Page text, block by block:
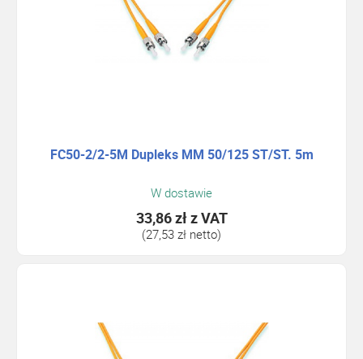
FC50-2/2-5M Dupleks MM 50/125 ST/ST. 5m
W dostawie
33,86 złz VAT
(27,53 zł netto)